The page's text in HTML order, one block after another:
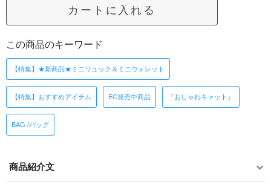
カートに入れる
この商品のキーワード
【特集】★新商品★ミニリュック＆ミニウォレット
【特集】おすすめアイテム EC発売中商品 『おしゃれキャット』
BAG /バッグ
商品紹介文